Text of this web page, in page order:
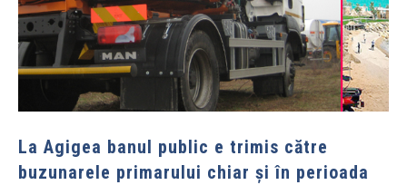
La Agigea banul public e trimis către
buzunarele primarului chiar și în perioada